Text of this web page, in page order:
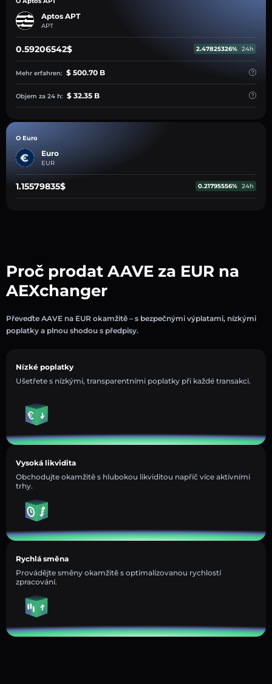
Aptos APT
APT
0.59206542$ 2.47825326% 24h
Mehr erfahren: $ 500.70 B
Objem za 24 h: $ 32.35 B
O Euro
Euro
EUR
1.15579835$ 0.21795556% 24h
Proč prodat AAVE za EUR na
AEXchanger
Převeďte AAVE na EUR okamžitě – s bezpečnými výplatami, nízkými
poplatky a plnou shodou s předpisy.
Nízké poplatky
Ušetřete s nízkými, transparentními poplatky při každé transakci.
Vysoká likvidita
Obchodujte okamžitě s hlubokou likviditou napříč více aktivními
trhy.
Rychlá směna
Provádějte směny okamžitě s optimalizovanou rychlostí
zpracování.